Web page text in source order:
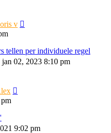
v
tellen per individuele regel
jan 02, 2023 8:10 pm
9:02 pm